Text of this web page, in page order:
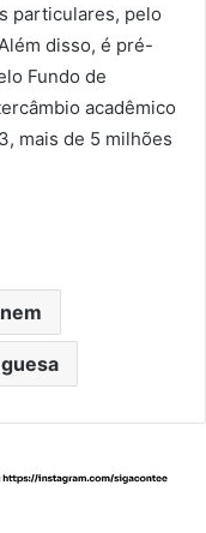
particulares, pelo
disso, é pré-
Fundo de
acadêmico
mais de 5 milhões